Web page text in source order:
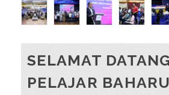
SELAMAT
PELAJAR BAHARU